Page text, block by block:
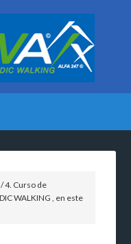
/4. Curso de
WALKING , en este